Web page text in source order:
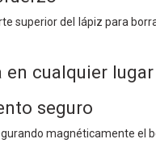
superior del lápiz para
cualquier
seguro
magnéticamente el